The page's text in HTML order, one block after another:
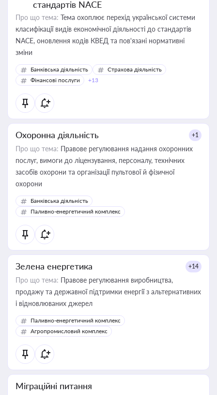
стандартів NACE
Про що тема: Тема охоплює перехід української системи
класифікації видів економічної діяльності до стандартів
NACE, оновлення кодів КВЕД та пов'язані нормативні
зміни
Банківська діяльність
Страхова діяльність
Фінансові послуги
+13
Охоронна діяльність +1
Про що тема: Правове регулювання надання охоронних
послуг, вимоги до ліцензування, персоналу, технічних
засобів охорони та організації пультової й фізичної
охорони
Банківська діяльність
Паливно-енергетичний комплекс
Зелена енергетика +14
Про що тема: Правове регулювання виробництва,
продажу та державної підтримки енергії з альтернативних
і відновлюваних джерел
Паливно-енергетичний комплекс
Агропромисловий комплекс
Міграційні питання